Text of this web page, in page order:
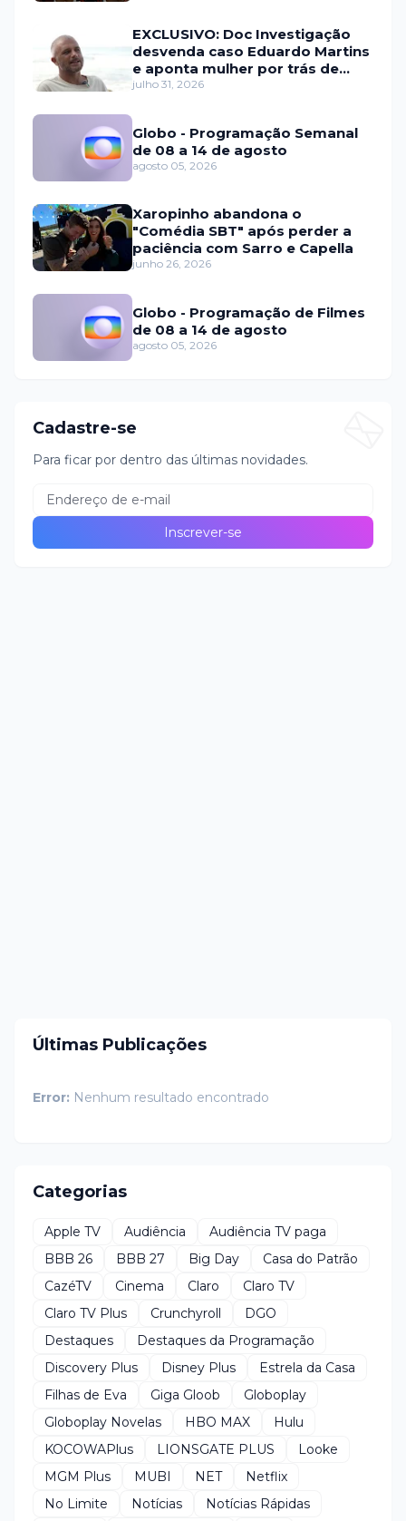
EXCLUSIVO: Doc Investigação
desvenda caso Eduardo Martins
e aponta mulher por trás de
fraude internacional
julho 31, 2026
Globo - Programação Semanal
de 08 a 14 de agosto
agosto 05, 2026
Xaropinho abandona o
"Comédia SBT" após perder a
paciência com Sarro e Capella
junho 26, 2026
Globo - Programação de Filmes
de 08 a 14 de agosto
agosto 05, 2026
Cadastre-se
Para ficar por dentro das últimas novidades.
Últimas Publicações
Error: Nenhum resultado encontrado
Categorias
Apple TV Audiência
Audiência TV paga
BBB 26
BBB 27 Big Day
Casa do Patrão
CazéTV
Cinema Claro
Claro TV
Claro TV Plus
Crunchyroll
DGO
Destaques
Destaques da Programação
Discovery Plus
Disney Plus
Estrela da Casa
Filhas de Eva
Giga Gloob
Globoplay
Globoplay Novelas
HBO MAX
Hulu
KOCOWAPlus
LIONSGATE PLUS
Looke
MGM Plus
MUBI NET
Netflix
No Limite
Notícias
Notícias Rápidas